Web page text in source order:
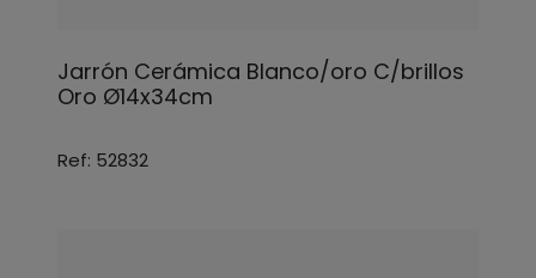
Jarrón Cerámica Blanco/oro C/brillos
Oro Ø14x34cm
Ref: 52832